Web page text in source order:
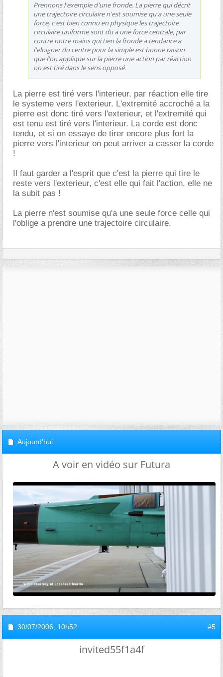
Prennons l'exemple d'une fronde. La pierre qui décrit
une trajectoire circulaire n'est soumise qu'a une seule
force, c'est bien connu en physique les trajectoire
circulaire uniforme sont du a une force centrale, par
contre notre mains qui tien la fronde a tendance a
l'eloigner du centre pour la simple est bonne raison
que l'on applique sur la pierre une action par réaction
on est tiré dans le sens opposé.
La pierre est tiré vers l'interieur, par réaction elle tire
le systeme vers l'exterieur. L'extremité accroché a la
pierre est donc tiré vers l'exterieur, et l'extremité qui
est tenu est tiré vers l'interieur. La corde est donc
tendu, et si on essaye de tirer encore plus fort la
pierre vers l'interieur on peut arriver a casser la corde
!
Il faut garder a l'esprit que c'est la pierre qui tire le
reste vers l'exterieur, c'est elle qui fait l'action, elle ne
la subit pas !
La pierre n'est soumise qu'a une seule force celle qui
l'oblige a prendre une trajectoire circulaire.
Aujourd'hui
A voir en vidéo sur Futura
30/07/2006, 10h52 #5
invited55f1a4f